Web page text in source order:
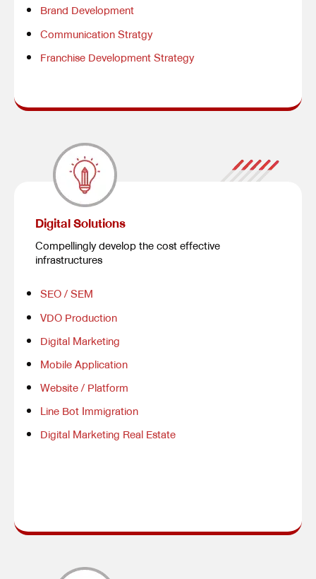
Brand Development
Communication Stratgy
Franchise Development Strategy
Digital Solutions
Compellingly develop the cost effective
infrastructures
SEO / SEM
VDO Production
Digital Marketing
Mobile Application
Website / Platform
Line Bot Immigration
Digital Marketing Real Estate